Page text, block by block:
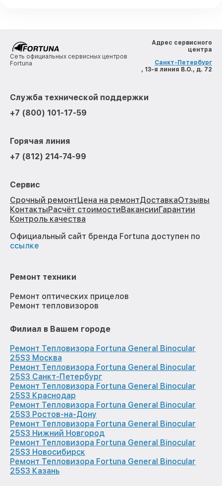
Сеть официальных сервисных центров
Fortuna
Адрес сервисного
центра
Санкт-Петербург
, 13-я линия В.О., д. 72
Служба технической поддержки
+7 (800) 101-17-59
Горячая линия
+7 (812) 214-74-99
Сервис
Срочный ремонтЦена на ремонтДоставкаОтзывы
КонтактыРасчёт стоимостиВакансииГарантии
Контроль качества
Официальный сайт бренда Fortuna доступен по
ссылке
Ремонт техники
Ремонт оптических прицелов
Ремонт тепловизоров
Филиал в Вашем городе
Ремонт Тепловизора Fortuna General Binocular
25S3 Москва
Ремонт Тепловизора Fortuna General Binocular
25S3 Санкт-Петербург
Ремонт Тепловизора Fortuna General Binocular
25S3 Краснодар
Ремонт Тепловизора Fortuna General Binocular
25S3 Ростов-на-Дону
Ремонт Тепловизора Fortuna General Binocular
25S3 Нижний Новгород
Ремонт Тепловизора Fortuna General Binocular
25S3 Новосибирск
Ремонт Тепловизора Fortuna General Binocular
25S3 Казань